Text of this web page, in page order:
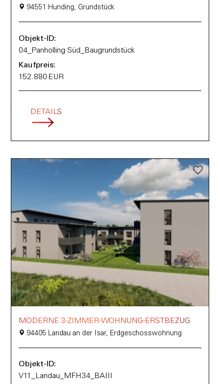
94551 Hunding, Grundstück
Objekt-ID:
04_Panholling Süd_Baugrundstück
Kaufpreis:
152.880 EUR
DETAILS
MODERNE 3-ZIMMER-WOHNUNG-ERSTBEZUG
94405 Landau an der Isar, Erdgeschosswohnung
Objekt-ID:
V11_Landau_MFH34_BAIII